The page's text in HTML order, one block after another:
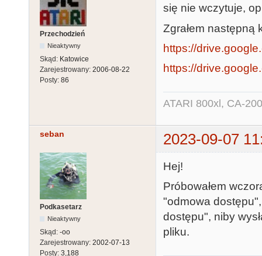
Przechodzień
Nieaktywny
Skąd: Katowice
Zarejestrowany: 2006-08-22
Posty: 86
się nie wczytuje,
Zgrałem następną
https://
https://
ATARI 800xl, CA-
seban 2023-09-07
Podkasetarz
Nieaktywny
Skąd: -oo
Zarejestrowany: 2002-07-13
Posty: 3,188
Hej!
Próbowałem
"odmowa
dostępu", niby
pliku.